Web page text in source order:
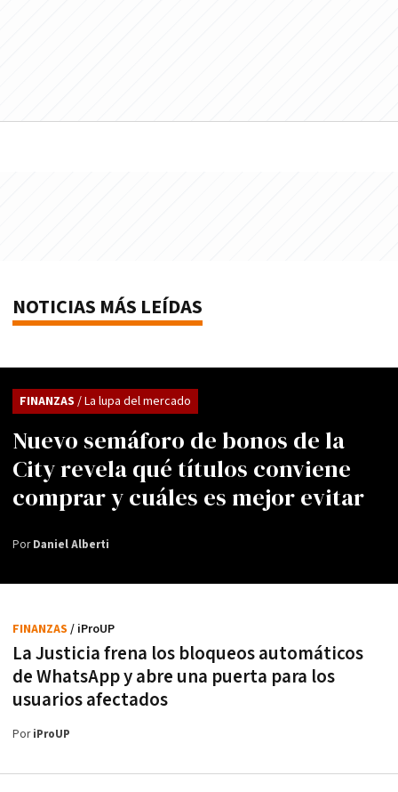
NOTICIAS MÁS LEÍDAS
Nuevo semáforo de bonos de la
City revela qué títulos conviene
comprar y cuáles es mejor evitar
FINANZAS / La lupa del mercado
PorDaniel Alberti
La Justicia frena los bloqueos automáticos
de WhatsApp y abre una puerta para los
usuarios afectados
FINANZAS / iProUP
PoriProUP